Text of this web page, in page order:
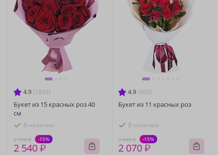
4.9 (1893)
Букет из 15 красных роз 40
см
В наличии
2 990 ₽ -15%
2 540 ₽
4.9 (600)
Букет из 11 красных роз
В наличии
2 440 ₽ -15%
2 070 ₽